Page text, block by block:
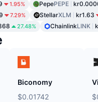
1.95% PepePEPE
7.29% StellarXLM kr1.63
27.48% ChainlinkLINK
Biconomy
$0.01742